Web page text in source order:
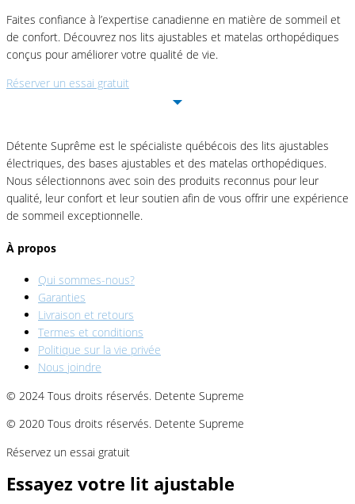
Faites confiance à l’expertise canadienne en matière de sommeil et
de confort. Découvrez nos lits ajustables et matelas orthopédiques
conçus pour améliorer votre qualité de vie.
Réserver un essai gratuit
Détente Suprême est le spécialiste québécois des lits ajustables
électriques, des bases ajustables et des matelas orthopédiques.
Nous sélectionnons avec soin des produits reconnus pour leur
qualité, leur confort et leur soutien afin de vous offrir une expérience
de sommeil exceptionnelle.
À propos
Qui sommes-nous?
Garanties
Livraison et retours
Termes et conditions
Politique sur la vie privée
Nous joindre
© 2024 Tous droits réservés. Detente Supreme
© 2020 Tous droits réservés. Detente Supreme
Réservez un essai gratuit
Essayez votre lit ajustable